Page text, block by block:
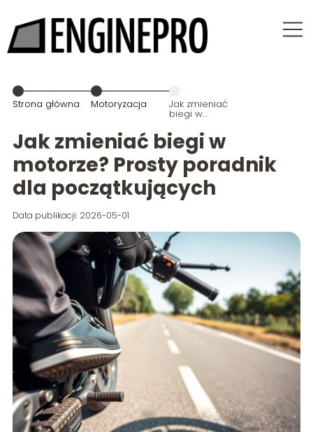
Strona główna Motoryzacja Jak zmieniać
biegi w
motorze?
Prosty
poradnik dla
początkujących
Jak zmieniać biegi w
motorze? Prosty poradnik
dla początkujących
Data publikacji: 2026-05-01